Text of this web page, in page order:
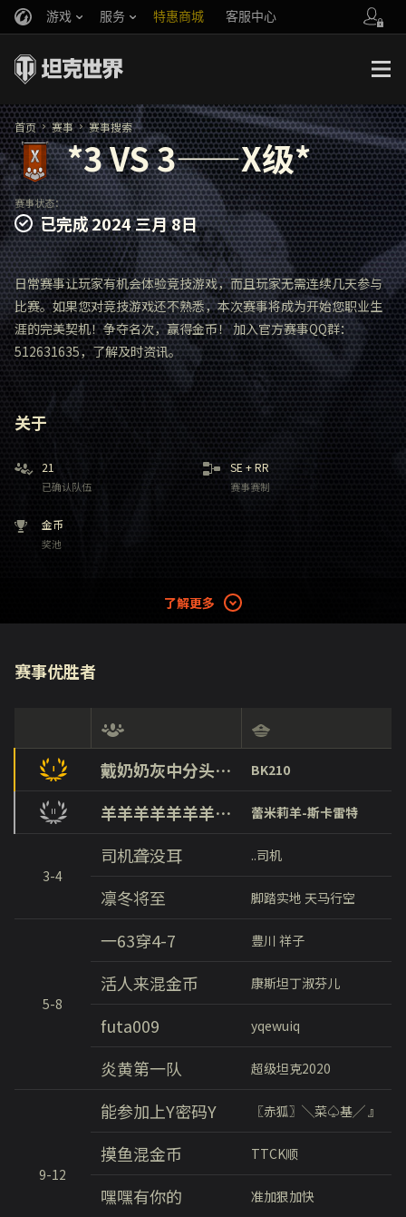
游戏 服务 特惠商城 客服中心
你好，吾久
万圣节
《以战止战》
官方自媒体
首页 赛事 赛事搜索
*3 VS 3——X级*
赛事状态：
已完成2024 三月 8日
日常赛事让玩家有机会体验竞技游戏，而且玩家无需连续几天参与
比赛。如果您对竞技游戏还不熟悉，本次赛事将成为开始您职业生
涯的完美契机！争夺名次，赢得金币！ 加入官方赛事QQ群：
512631635，了解及时资讯。
关于
21
已确认队伍
SE +RR
赛事赛制
金币
奖池
了解更多
赛事优胜者
戴奶奶灰中分头穿背带裤打篮球 BK210
羊羊羊羊羊羊羊羊羊羊羊羊羊羊羊羊羊羊羊羊 蕾米莉羊-斯卡雷特
3-4
司机聋没耳 ..司机
凛冬将至 脚踏实地 天马行空
5-8
一63穿4-7 豊川 祥子
活人来混金币 康斯坦丁淑芬儿
futa009 yqewuiq
炎黄第一队 超级坦克2020
9-12
能参加上Y密码Y 〖赤狐〗╲菜♤基╱ 』
摸鱼混金币 TTCK顺
嘿嘿有你的 准加狠加快